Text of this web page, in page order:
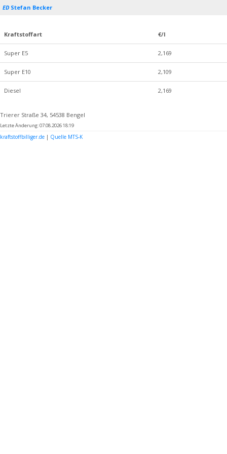
ED Stefan Becker
Kraftstoffart €/l
Super E5 2,169
Super E10 2,109
Diesel 2,169
Trierer Straße 34, 54538 Bengel
Letzte Änderung: 07.08.2026 18:19
kraftstoffbilliger.de | Quelle MTS-K